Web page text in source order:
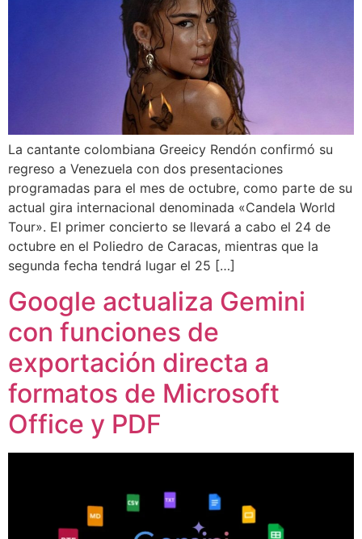
La cantante colombiana Greeicy Rendón confirmó su
regreso a Venezuela con dos presentaciones
programadas para el mes de octubre, como parte de su
actual gira internacional denominada «Candela World
Tour». El primer concierto se llevará a cabo el 24 de
octubre en el Poliedro de Caracas, mientras que la
segunda fecha tendrá lugar el 25 […]
Google actualiza Gemini
con funciones de
exportación directa a
formatos de Microsoft
Office y PDF